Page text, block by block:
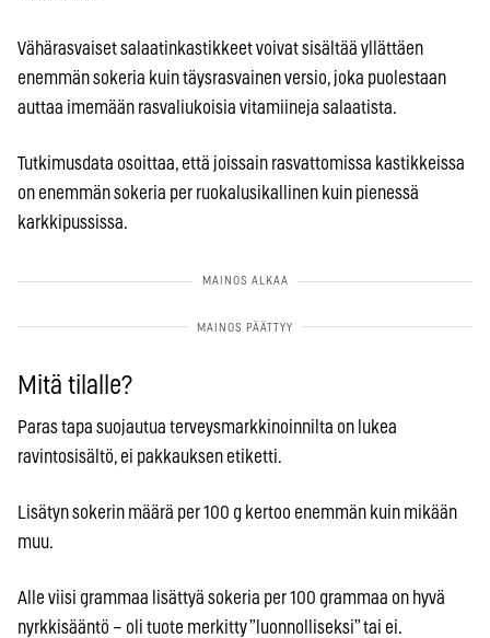
Vähärasvaiset salaatinkastikkeet voivat sisältää yllättäen
enemmän sokeria kuin täysrasvainen versio, joka puolestaan
auttaa imemään rasvaliukoisia vitamiineja salaatista.
Tutkimusdata osoittaa, että joissain rasvattomissa kastikkeissa
on enemmän sokeria per ruokalusikallinen kuin pienessä
karkkipussissa.
Mitä tilalle?
Paras tapa suojautua terveysmarkkinoinnilta on lukea
ravintosisältö, ei pakkauksen etiketti.
Lisätyn sokerin määrä per 100 g kertoo enemmän kuin mikään
muu.
Alle viisi grammaa lisättyä sokeria per 100 grammaa on hyvä
nyrkkisääntö – oli tuote merkitty ”luonnolliseksi” tai ei.